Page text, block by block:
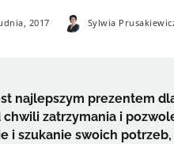
2017 Sylwia
najlepszym prezentem
zatrzymania i
i szukanie swoich